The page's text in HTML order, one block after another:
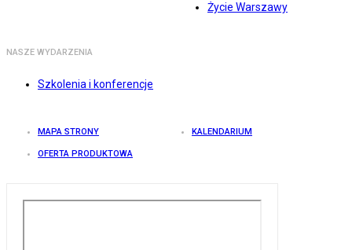
Życie Warszawy
NASZE WYDARZENIA
Szkolenia i konferencje
MAPA STRONY KALENDARIUM
OFERTA PRODUKTOWA